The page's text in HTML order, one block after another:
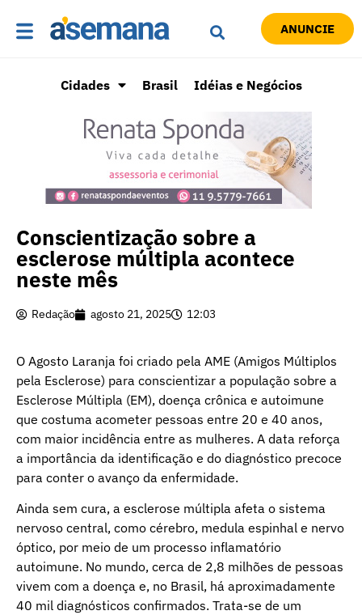
ANUNCIE
Cidades Brasil Idéias e Negócios
Conscientização sobre a
esclerose múltipla acontece
neste mês
Redação agosto 21, 2025 12:03
O Agosto Laranja foi criado pela AME (Amigos Múltiplos
pela Esclerose) para conscientizar a população sobre a
Esclerose Múltipla (EM), doença crônica e autoimune
que costuma acometer pessoas entre 20 e 40 anos,
com maior incidência entre as mulheres. A data reforça
a importância da identificação e do diagnóstico precoce
para conter o avanço da enfermidade.
Ainda sem cura, a esclerose múltipla afeta o sistema
nervoso central, como cérebro, medula espinhal e nervo
óptico, por meio de um processo inflamatório
autoimune. No mundo, cerca de 2,8 milhões de pessoas
vivem com a doença e, no Brasil, há aproximadamente
40 mil diagnósticos confirmados. Trata-se de um